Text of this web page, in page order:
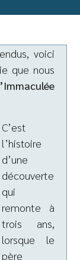
voici
que nous
C’est
l’histoire
d’une
découverte
qui
remonte à
trois ans,
lorsque le
père